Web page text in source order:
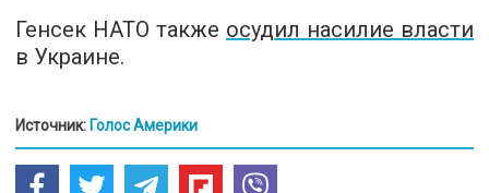
Генсек НАТО также осудил насилие власти
в Украине.
Источник: Голос Америки